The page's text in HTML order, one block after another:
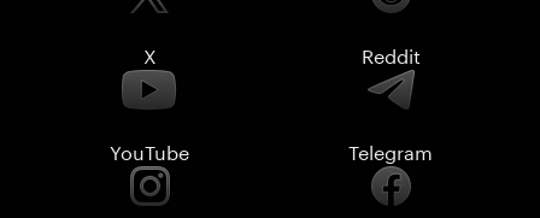
X Reddit
YouTube Telegram